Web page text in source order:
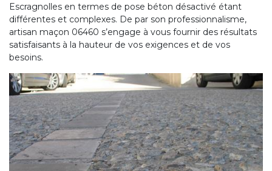
Escragnolles en termes de pose béton désactivé étant
différentes et complexes. De par son professionnalisme,
artisan maçon 06460 s’engage à vous fournir des résultats
satisfaisants à la hauteur de vos exigences et de vos
besoins.